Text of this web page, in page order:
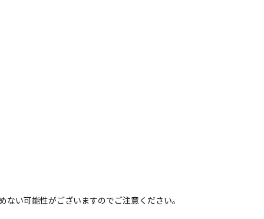
い可能性がございますのでご注意ください。